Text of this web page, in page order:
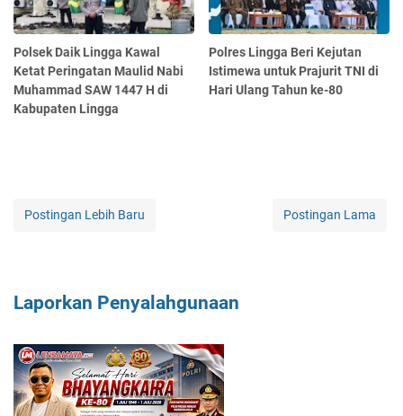
Polsek Daik Lingga Kawal
Ketat Peringatan Maulid Nabi
Muhammad SAW 1447 H di
Kabupaten Lingga
Polres Lingga Beri Kejutan
Istimewa untuk Prajurit TNI di
Hari Ulang Tahun ke-80
Postingan Lebih Baru Postingan Lama
Laporkan Penyalahgunaan